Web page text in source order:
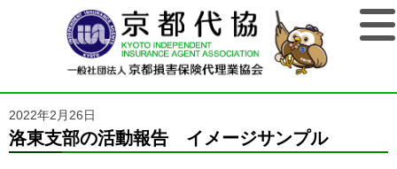
2022年2月26日
洛東支部の活動報告 イメージサンプル